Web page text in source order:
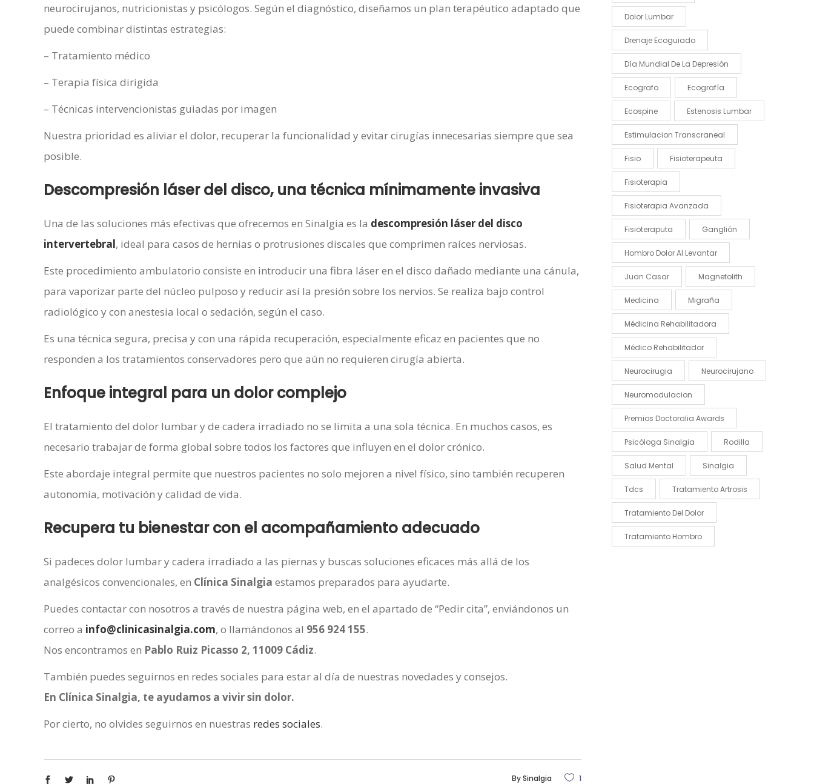
neurocirujanos, nutricionistas y psicólogos. Según el diagnóstico, diseñamos un plan terapéutico adaptado que
puede combinar distintas estrategias:
– Tratamiento médico
– Terapia física dirigida
– Técnicas intervencionistas guiadas por imagen
Nuestra prioridad es aliviar el dolor, recuperar la funcionalidad y evitar cirugías innecesarias siempre que sea
posible.
Descompresión láser del disco, una técnica mínimamente invasiva
Una de las soluciones más efectivas que ofrecemos en Sinalgia es la descompresión láser del disco
intervertebral, ideal para casos de hernias o protrusiones discales que comprimen raíces nerviosas.
Este procedimiento ambulatorio consiste en introducir una fibra láser en el disco dañado mediante una cánula,
para vaporizar parte del núcleo pulposo y reducir así la presión sobre los nervios. Se realiza bajo control
radiológico y con anestesia local o sedación, según el caso.
Es una técnica segura, precisa y con una rápida recuperación, especialmente eficaz en pacientes que no
responden a los tratamientos conservadores pero que aún no requieren cirugía abierta.
Enfoque integral para un dolor complejo
El tratamiento del dolor lumbar y de cadera irradiado no se limita a una sola técnica. En muchos casos, es
necesario trabajar de forma global sobre todos los factores que influyen en el dolor crónico.
Este abordaje integral permite que nuestros pacientes no solo mejoren a nivel físico, sino también recuperen
autonomía, motivación y calidad de vida.
Recupera tu bienestar con el acompañamiento adecuado
Si padeces dolor lumbar y cadera irradiado a las piernas y buscas soluciones eficaces más allá de los
analgésicos convencionales, en Clínica Sinalgia estamos preparados para ayudarte.
Puedes contactar con nosotros a través de nuestra página web, en el apartado de “Pedir cita”, enviándonos un
correo a info@clinicasinalgia.com, o llamándonos al 956 924 155.
Nos encontramos en Pablo Ruiz Picasso 2, 11009 Cádiz.
También puedes seguirnos en redes sociales para estar al día de nuestras novedades y consejos.
En Clínica Sinalgia, te ayudamos a vivir sin dolor.
Por cierto, no olvides seguirnos en nuestras redes sociales.
BySinalgia 1
Dolor Lumbar
Drenaje Ecoguiado
Día Mundial De La Depresión
Ecografo Ecografía
Ecospine Estenosis Lumbar
Estimulacion Transcraneal
Fisio Fisioterapeuta
Fisioterapia
Fisioterapia Avanzada
Fisioteraputa Ganglión
Hombro Dolor Al Levantar
Juan Casar Magnetolith
Medicina Migraña
Médicina Rehabilitadora
Médico Rehabilitador
Neurocirugia Neurocirujano
Neuromodulacion
Premios Doctoralia Awards
Psicóloga Sinalgia Rodilla
Salud Mental Sinalgia
Tdcs Tratamiento Artrosis
Tratamiento Del Dolor
Tratamiento Hombro